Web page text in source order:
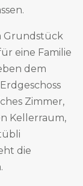
Grundstück
eine Familie
dem
Zimmer,
Kellerraum,
die